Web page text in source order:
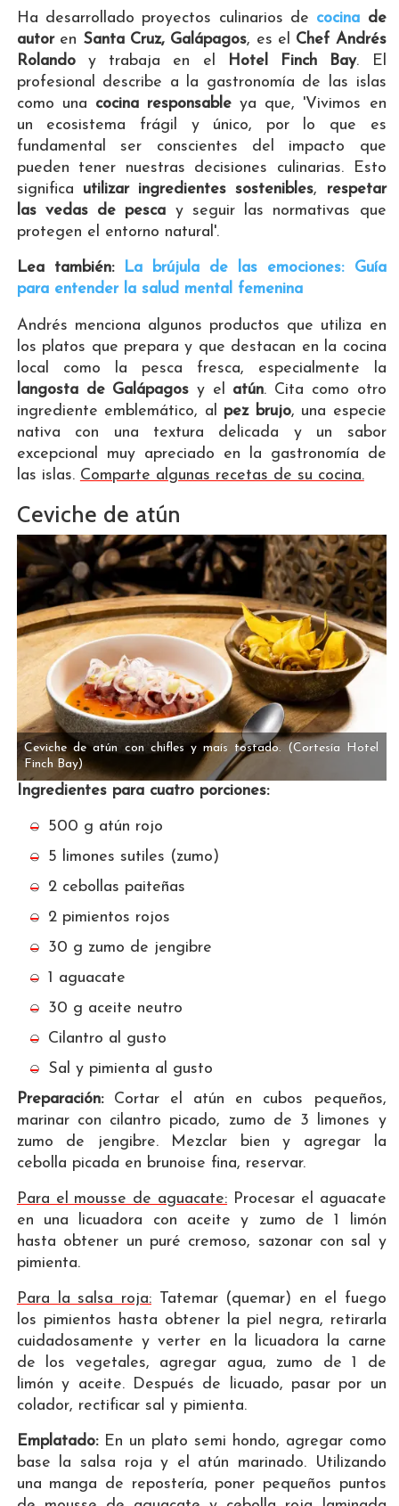
Ha desarrollado proyectos culinarios de cocina de
autoren Santa Cruz, Galápagos, es el Chef Andrés
Rolandoy trabaja en el Hotel Finch Bay. El
profesional describe a la gastronomía de las islas
como una cocina responsable ya que, 'Vivimos en
un ecosistema frágil y único, por lo que es
fundamental ser conscientes del impacto que
pueden tener nuestras decisiones culinarias. Esto
significa utilizar ingredientes sostenibles, respetar
las vedas de pesca y seguir las normativas que
protegen el entorno natural'.
Lea también:
La brújula de las emociones: Guía
para entender la salud mental femenina
Andrés menciona algunos productos que utiliza en
los platos que prepara y que destacan en la cocina
local como la pesca fresca, especialmente la
langosta de Galápagos y el atún. Cita como otro
ingrediente emblemático, al pez brujo, una especie
nativa con una textura delicada y un sabor
excepcional muy apreciado en la gastronomía de
las islas. Comparte algunas recetas de su cocina.
Ceviche de atún
Ceviche de atún con chifles y maís tostado. (Cortesía Hotel
Finch Bay)
Ingredientes para cuatro porciones:
500 g atún rojo
5 limones sutiles (zumo)
2 cebollas paiteñas
2 pimientos rojos
30 g zumo de jengibre
1 aguacate
30 g aceite neutro
Cilantro al gusto
Sal y pimienta al gusto
Preparación:Cortar el atún en cubos pequeños,
marinar con cilantro picado, zumo de 3 limones y
zumo de jengibre. Mezclar bien y agregar la
cebolla picada en brunoise fina, reservar.
Para el mousse de aguacate: Procesar el aguacate
en una licuadora con aceite y zumo de 1 limón
hasta obtener un puré cremoso, sazonar con sal y
pimienta.
Para la salsa roja: Tatemar (quemar) en el fuego
los pimientos hasta obtener la piel negra, retirarla
cuidadosamente y verter en la licuadora la carne
de los vegetales, agregar agua, zumo de 1 de
limón y aceite. Después de licuado, pasar por un
colador, rectificar sal y pimienta.
Emplatado: En un plato semi hondo, agregar como
base la salsa roja y el atún marinado. Utilizando
una manga de repostería, poner pequeños puntos